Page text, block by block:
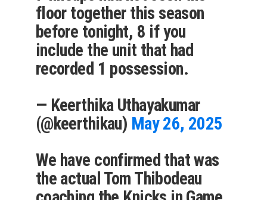
floor together this season
before tonight, 8 if you
include the unit that had
recorded 1 possession.
— Keerthika Uthayakumar
(@keerthikau) May 26, 2025
We have confirmed that was
the actual Tom Thibodeau